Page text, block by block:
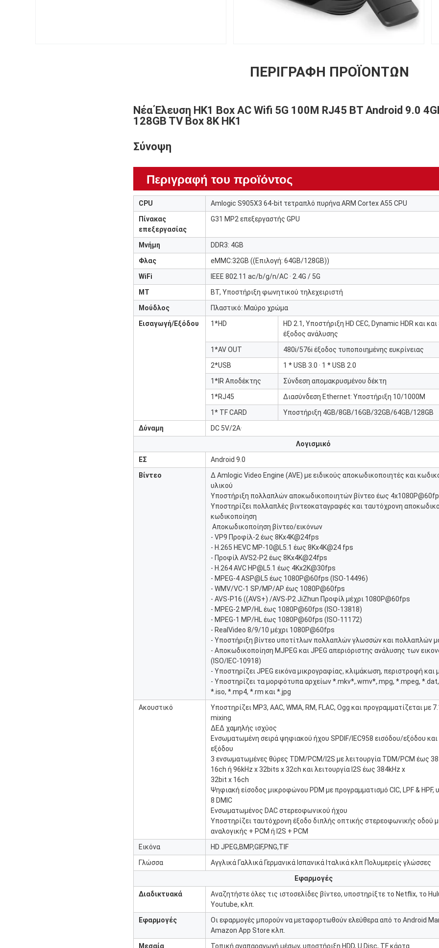
ΠΕΡΙΓΡΑΦΉ ΠΡΟΪΌΝΤΩΝ
Νέα Έλευση HK1 Box AC Wifi 5G 100M RJ45 BT Android 9.0
128GB TV Box 8K HK1
Σύνοψη
Περιγραφή του προϊόντος
CPU
Amlogic S905X3 64-bit τετραπλό πυρήνα ARM Cortex A55 CPU
Πίνακας
επεξεργασίας
G31 MP2 επεξεργαστής GPU
Μνήμη
DDR3: 4GB
Φλας
eMMC:32GB ((Επιλογή: 64GB/128GB))
WiFi
IEEE 802.11 ac/b/g/n/AC · 2.4G / 5G
ΜΤ
BT, Υποστήριξη φωνητικού τηλεχειριστή
Μούδλος
Πλαστικό: Μαύρο χρώμα
Εισαγωγή/Εξόδου
1*HD
HD 2.1, Υποστήριξη HD CEC, Dynamic HDR και
έξοδος ανάλυσης
1*AV OUT
480i/576i έξοδος τυποποιημένης ευκρίνειας
2*USB
1 * USB 3.0 · 1 * USB 2.0
1*IR Αποδέκτης
Σύνδεση απομακρυσμένου δέκτη
1*RJ45
Διασύνδεση Ethernet: Υποστήριξη 10/1000M
1* TF CARD
Υποστήριξη 4GB/8GB/16GB/32GB/64GB/128GB
Δύναμη
DC 5V/2A·
Λογισμικό
ΕΣ
Android 9.0
Βίντεο
∆ Amlogic Video Engine (AVE) με ειδικούς αποκωδικοποιητές και
υλικού
Υποστήριξη πολλαπλών αποκωδικοποιητών βίντεο έως
Υποστηρίζει πολλαπλές βιντεοκαταγραφές και ταυτόχρονη
κωδικοποίηση
️ Αποκωδικοποίηση βίντεο/εικόνων
- VP9 Προφίλ-2 έως 8Kx4K@24fps
- H.265 HEVC MP-10@L5.1 έως 8Kx4K@24 fps
- Προφίλ AVS2-P2 έως 8Kx4K@24fps
- H.264 AVC HP@L5.1 έως 4Kx2K@30fps
- MPEG-4 ASP@L5 έως 1080P@60fps (ISO-14496)
- WMV/VC-1 SP/MP/AP έως 1080P@60fps
- AVS-P16 ((AVS+) /AVS-P2 JiZhun Προφίλ μέχρι 1080P@60fps
- MPEG-2 MP/HL έως 1080P@60fps (ISO-13818)
- MPEG-1 MP/HL έως 1080P@60fps (ISO-11172)
- RealVideo 8/9/10 μέχρι 1080P@60fps
- Υποστήριξη βίντεο υποτίτλων πολλαπλών γλωσσών και πολλαπλών
- Αποκωδικοποίηση MJPEG και JPEG απεριόριστης ανάλυσης των
(ISO/IEC-10918)
- Υποστηρίζει JPEG εικόνα μικρογραφίας, κλιμάκωση, περιστροφή και
- Υποστηρίζει τα μορφότυπα αρχείων *.mkv*,.wmv*,.mpg, *.mpeg,
*.iso, *.mp4, *.rm και *.jpg
Ακουστικό
Υποστηρίζει MP3, AAC, WMA, RM, FLAC, Ogg και προγραμματίζεται με
mixing
ΔΕΔ χαμηλής ισχύος
Ενσωματωμένη σειρά ψηφιακού ήχου SPDIF/IEC958 εισόδου/εξόδου
εξόδου
3 ενσωματωμένες θύρες TDM/PCM/I2S με λειτουργία TDM/PCM έως
16ch ή 96kHz x 32bits x 32ch και λειτουργία I2S έως 384kHz x
32bit x 16ch
Ψηφιακή είσοδος μικροφώνου PDM με προγραμματισμό CIC, LPF & HPF,
8 DMIC
Ενσωματωμένος DAC στερεοφωνικού ήχου
Υποστηρίζει ταυτόχρονη έξοδο διπλής οπτικής στερεοφωνικής οδού
αναλογικής + PCM ή I2S + PCM
Εικόνα
HD JPEG,BMP,GIF,PNG,TIF
Γλώσσα
Αγγλικά Γαλλικά Γερμανικά Ισπανικά Ιταλικά κλπ Πολυμερείς γλώσσες
Εφαρμογές
Διαδικτυακά
Αναζητήστε όλες τις ιστοσελίδες βίντεο, υποστηρίξτε το Netflix, το
Youtube, κλπ.
Εφαρμογές
Οι εφαρμογές μπορούν να μεταφορτωθούν ελεύθερα από το Android
Amazon App Store κλπ.
Μεσαία
Τοπική αναπαραγωγή μέσων, υποστήριξη HDD, U Disc, TF κάρτα.